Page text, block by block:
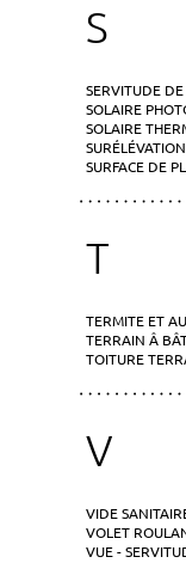
S
SERVITUDE
SOLAIRE
SOLAIRE
SURÉLÉVATION
SURFACE DE
T
TERMITE ET
TERRAIN Â
TOITURE
V
VIDE
VOLET
VUE -